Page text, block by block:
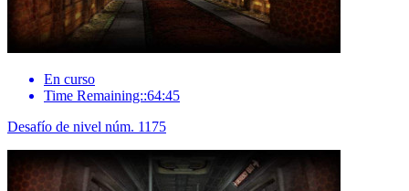
En curso
Time Remaining::64:45
Desafío de nivel núm. 1175